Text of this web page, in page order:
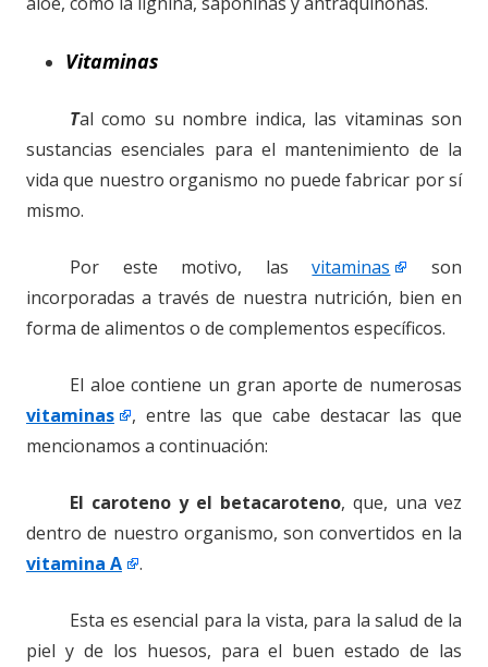
Vitaminas
Tal como su nombre indica, las vitaminas son
sustancias esenciales para el mantenimiento de la
vida que nuestro organismo no puede fabricar por sí
mismo.
Por este motivo, lasvitaminas
son
incorporadas a través de nuestra nutrición, bien en
forma de alimentos o de complementos específicos.
El aloe contiene un gran aporte de numerosas
vitaminas
, entre las que cabe destacar las que
mencionamos a continuación:
El caroteno y el betacaroteno, que, una vez
dentro de nuestro organismo, son convertidos en la
vitamina A
.
Esta es esencial para la vista, para la salud de la
piel y de los huesos, para el buen estado de las